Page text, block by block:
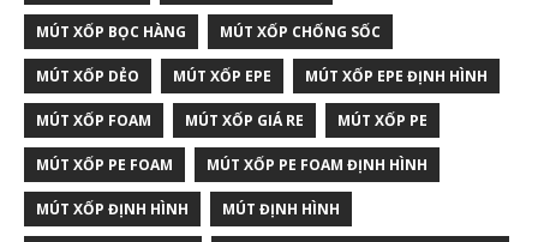
MÚT XỐP BỌC HÀNG MÚT XỐP CHỐNG SỐC
MÚT XỐP DẺO MÚT XỐP EPE MÚT XỐP EPE ĐỊNH HÌNH
MÚT XỐP FOAM MÚT XỐP GIÁ RE MÚT XỐP PE
MÚT XỐP PE FOAM MÚT XỐP PE FOAM ĐỊNH HÌNH
MÚT XỐP ĐỊNH HÌNH MÚT ĐỊNH HÌNH